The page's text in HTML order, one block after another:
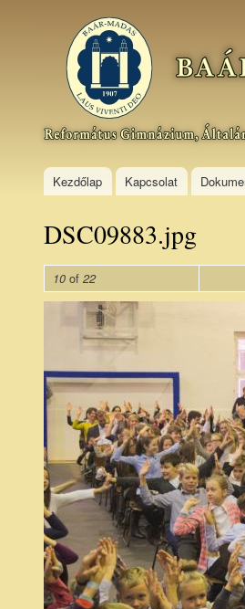
Baár–
Madas
Református
Gimnázium,
Általános
Kollégium
Kezdőlap Kapcsolat
DSC09883.jpg
10 of 22
DSC09883.jpg